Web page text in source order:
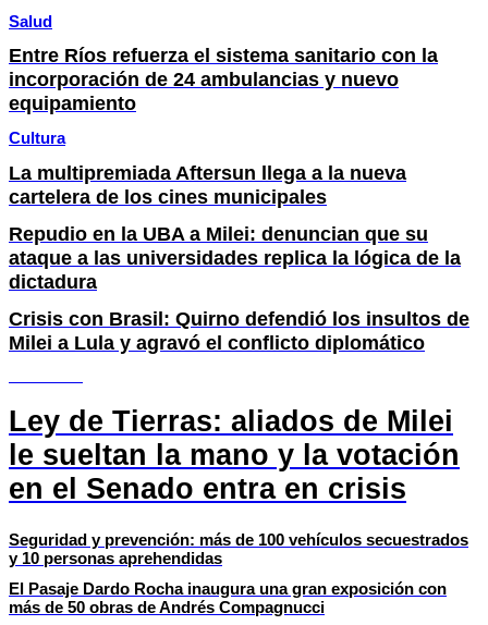
Salud
Entre Ríos refuerza el sistema sanitario con la
incorporación de 24 ambulancias y nuevo
equipamiento
Cultura
La multipremiada Aftersun llega a la nueva
cartelera de los cines municipales
Repudio en la UBA a Milei: denuncian que su
ataque a las universidades replica la lógica de la
dictadura
Crisis con Brasil: Quirno defendió los insultos de
Milei a Lula y agravó el conflicto diplomático
Ley de Tierras: aliados de Milei
le sueltan la mano y la votación
en el Senado entra en crisis
Seguridad y prevención: más de 100 vehículos secuestrados
y 10 personas aprehendidas
El Pasaje Dardo Rocha inaugura una gran exposición con
más de 50 obras de Andrés Compagnucci